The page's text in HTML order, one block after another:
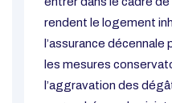
rendent le logement
l’assurance
les mesures
l’aggravation des